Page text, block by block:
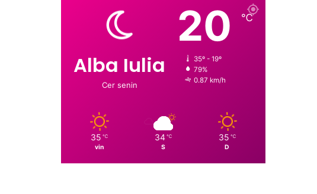
Alba Iulia
Cer senin
20 ℃
35º - 19º
79%
0.87 km/h
35 ℃
vin
34 ℃
S
35 ℃
D